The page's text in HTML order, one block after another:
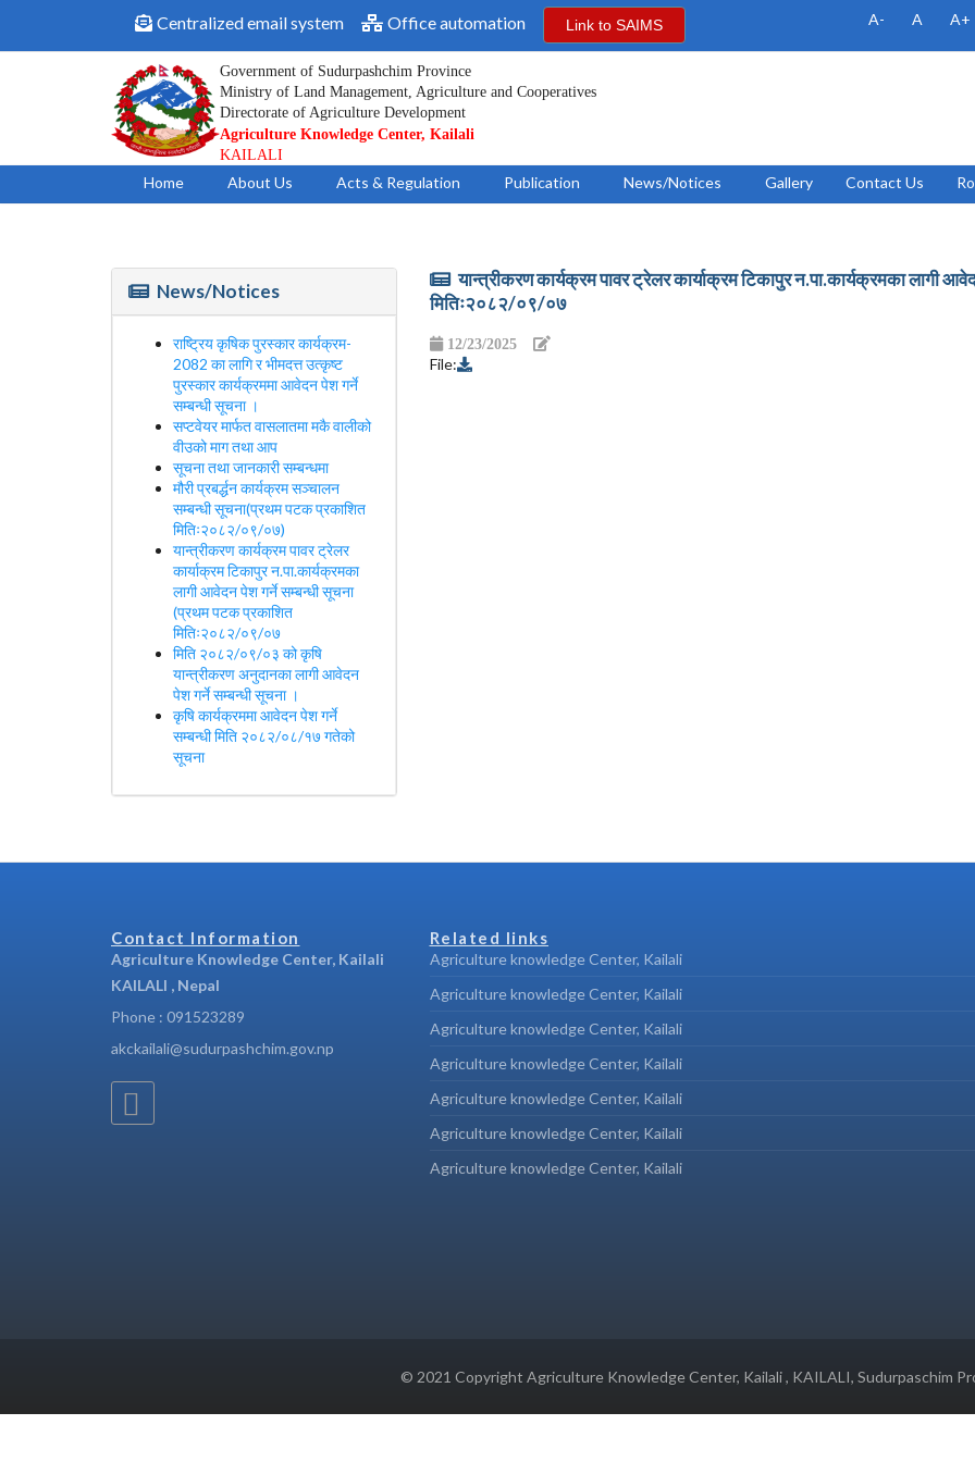
Centralized email system Office automation Link to SAIMS A- A A+
Government of Sudurpashchim Province
Ministry of Land Management, Agriculture and Cooperatives
Directorate of Agriculture Development
Agriculture Knowledge Center, Kailali
KAILALI
Home About Us Acts & Regulation Publication News/Notices Gallery Contact Us
News/Notices
राष्ट्रिय कृषिक पुरस्कार कार्यक्रम-
2082 का लागि र भीमदत्त उत्कृष्ट
पुरस्कार कार्यक्रममा आवेदन पेश गर्ने
सम्बन्धी सूचना ।
सप्टवेयर मार्फत वासलातमा मकै वालीको
वीउको माग तथा आप
सूचना तथा जानकारी सम्बन्धमा
मौरी प्रबर्द्धन कार्यक्रम सञ्चालन
सम्बन्धी सूचना(प्रथम पटक प्रकाशित
मितिः२०८२/०९/०७)
यान्त्रीकरण कार्यक्रम पावर ट्रेलर
कार्याक्रम टिकापुर न.पा.कार्यक्रमका
लागी आवेदन पेश गर्ने सम्बन्धी सूचना
(प्रथम पटक प्रकाशित
मितिः२०८२/०९/०७
मिति २०८२/०९/०३ को कृषि
यान्त्रीकरण अनुदानका लागी आवेदन
पेश गर्ने सम्बन्धी सूचना ।
कृषि कार्यक्रममा आवेदन पेश गर्ने
सम्बन्धी मिति २०८२/०८/१७ गतेको
सूचना
यान्त्रीकरण कार्यक्रम पावर ट्रेलर कार्याक्रम टिकापुर न.पा.कार्यक्रमका लागी
मितिः२०८२/०९/०७
12/23/2025
File:
Contact Information
Agriculture Knowledge Center, Kailali
KAILALI , Nepal
Phone : 091523289
akckailali@sudurpashchim.gov.np
Related links
Agriculture knowledge Center, Kailali
Agriculture knowledge Center, Kailali
Agriculture knowledge Center, Kailali
Agriculture knowledge Center, Kailali
Agriculture knowledge Center, Kailali
Agriculture knowledge Center, Kailali
Agriculture knowledge Center, Kailali
© 2021 Copyright Agriculture Knowledge Center, Kailali , KAILALI, Sudurpaschim